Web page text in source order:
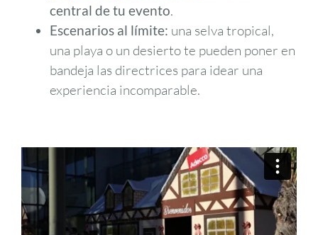
central de tu evento.
Escenarios al límite: una selva tropical,
una playa o un desierto te pueden poner en
bandeja las directrices para idear una
experiencia incomparable.